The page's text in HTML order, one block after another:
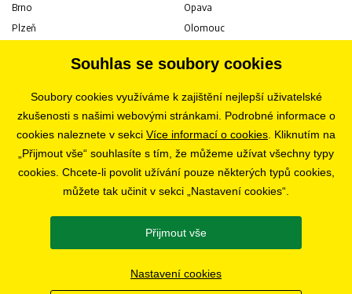
Brno
Plzeň
Ostrava
Opava
Olomouc
Pardubice
Liberec
Bratislava
KARIÉRA
Volné pozice
SLEDUJTE NÁS
Souhlas se soubory cookies
Soubory cookies využíváme k zajištění nejlepší uživatelské
zkušenosti s našimi webovými stránkami. Podrobné informace o
cookies naleznete v sekci Více informací o cookies . Kliknutím na
„Přijmout vše“ souhlasíte s tím, že můžeme užívat všechny typy
cookies. Chcete-li povolit užívání pouze některých typů cookies,
můžete tak učinit v sekci „Nastavení cookies“.
Přijmout vše
Nastavení cookies